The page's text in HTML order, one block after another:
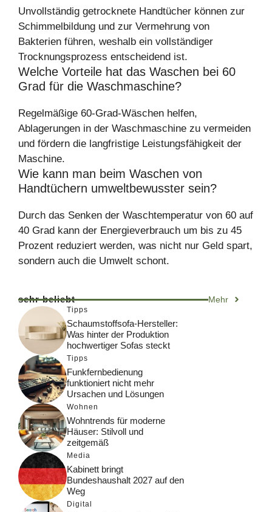
Unvollständig getrocknete Handtücher können zur
Schimmelbildung und zur Vermehrung von
Bakterien führen, weshalb ein vollständiger
Trocknungsprozess entscheidend ist.
Welche Vorteile hat das Waschen bei 60
Grad für die Waschmaschine?
Regelmäßige 60-Grad-Wäschen helfen,
Ablagerungen in der Waschmaschine zu vermeiden
und fördern die langfristige Leistungsfähigkeit der
Maschine.
Wie kann man beim Waschen von
Handtüchern umweltbewusster sein?
Durch das Senken der Waschtemperatur von 60 auf
40 Grad kann der Energieverbrauch um bis zu 45
Prozent reduziert werden, was nicht nur Geld spart,
sondern auch die Umwelt schont.
sehr beliebt Mehr
Tipps
Schaumstoffsofa-Hersteller:
Was hinter der Produktion
hochwertiger Sofas steckt
Tipps
Funkfernbedienung
funktioniert nicht mehr
Ursachen und Lösungen
Wohnen
Wohntrends für moderne
Häuser: Stilvoll und
zeitgemäß
Media
Kabinett bringt
Bundeshaushalt 2027 auf den
Weg
Digital